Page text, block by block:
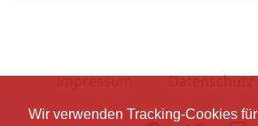
Wir verwenden Tracking-Cookies für
Impressum Datenschutz